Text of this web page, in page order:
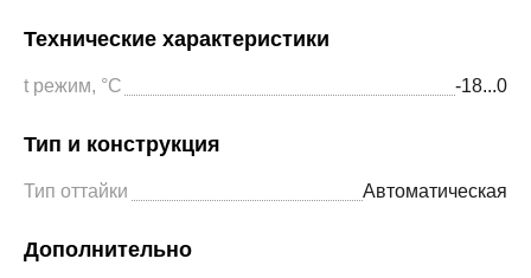
Технические характеристики
t режим, °С -18...0
Тип и конструкция
Тип оттайки Автоматическая
Дополнительно